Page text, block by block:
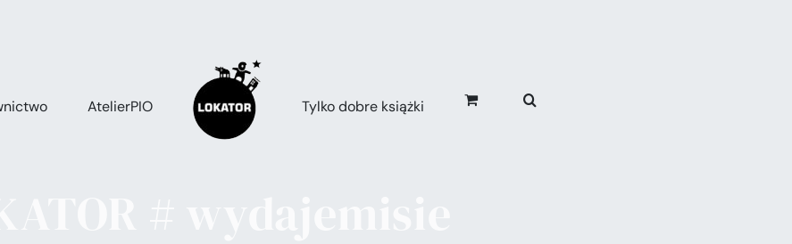
AtelierPIO Tylko dobre książki